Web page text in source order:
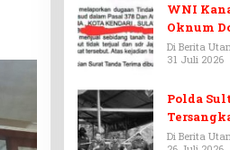
WNI
Oknum
Terkait
Di Berita
31 Juli 2026
Polda
Emas
Di Berita